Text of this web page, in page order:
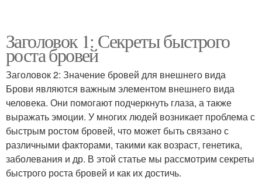
Заголовок 1: Секреты быстрого
роста бровей
Заголовок 2: Значение бровей для внешнего вида
Брови являются важным элементом внешнего вида
человека. Они помогают подчеркнуть глаза, а также
выражать эмоции. У многих людей возникает проблема с
быстрым ростом бровей, что может быть связано с
различными факторами, такими как возраст, генетика,
заболевания и др. В этой статье мы рассмотрим секреты
быстрого роста бровей и как их достичь.